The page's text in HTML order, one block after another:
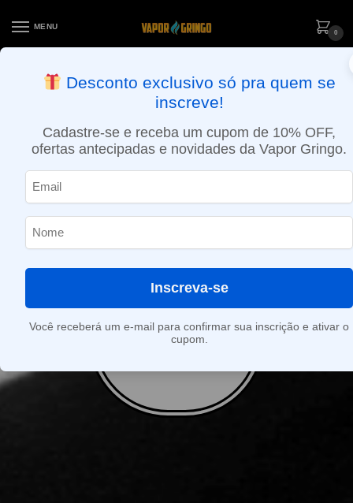
MENU
0
APROVADOS ATÉ 15:30 VIA MOTOBOY
Café Americano
Desconto exclusivo só pra quem se
inscreve!
Cadastre-se e receba um cupom de 10% OFF,
ofertas antecipadas e novidades da Vapor Gringo.
Inscreva-se
Você receberá um e-mail para confirmar sua inscrição e ativar o
cupom.